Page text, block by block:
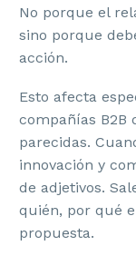
No porque el
sino porque
acción.
Esto afecta
compañías B2B
parecidas.
innovación y
de adjetivos.
quién, por qué
propuesta.